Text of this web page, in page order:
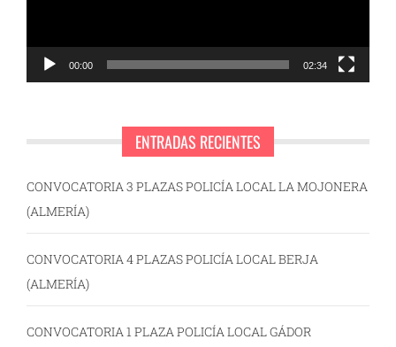
00:00 02:34
ENTRADAS RECIENTES
CONVOCATORIA 3 PLAZAS POLICÍA LOCAL LA MOJONERA
(ALMERÍA)
CONVOCATORIA 4 PLAZAS POLICÍA LOCAL BERJA
(ALMERÍA)
CONVOCATORIA 1 PLAZA POLICÍA LOCAL GÁDOR